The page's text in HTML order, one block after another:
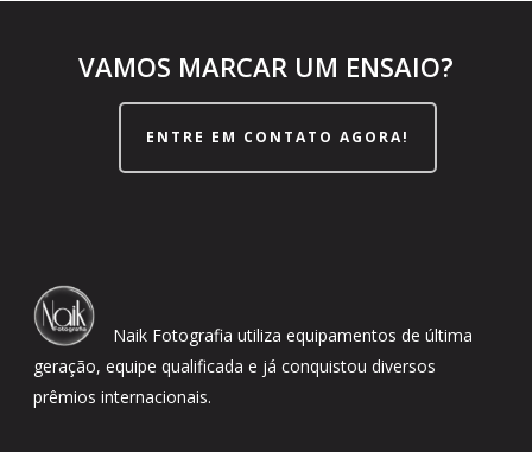
VAMOS MARCAR UM ENSAIO?
ENTRE EM CONTATO AGORA!
Naik Fotografia utiliza equipamentos de última
geração, equipe qualificada e já conquistou diversos
prêmios internacionais.